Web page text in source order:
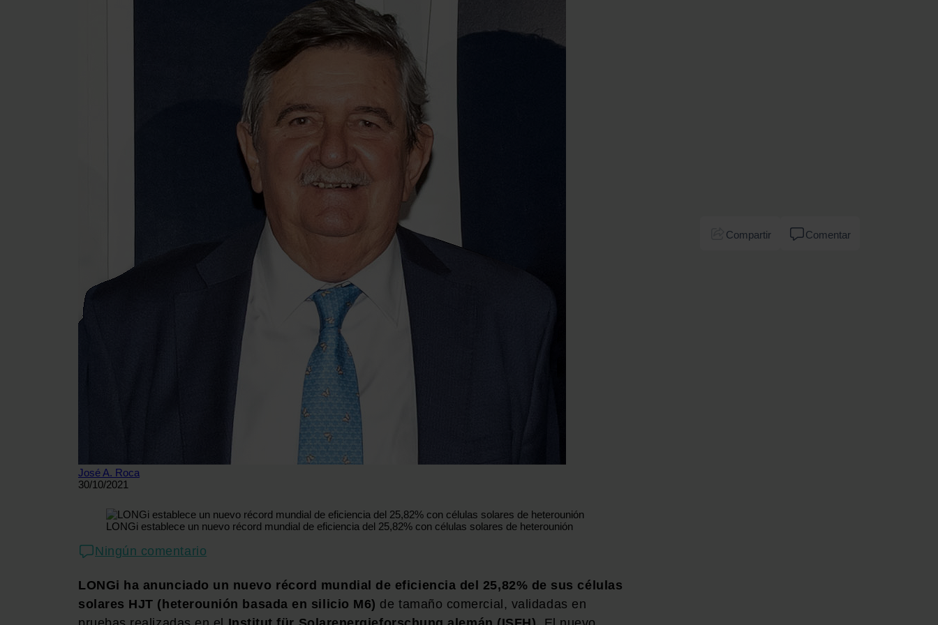
José A. Roca
30/10/2021
Compartir Comentar
LONGi establece un nuevo récord mundial de eficiencia del 25,82% con células solares de heterounión
Ningún comentario
LONGi ha anunciado un nuevo récord mundial de eficiencia del 25,82% de sus células
solares HJT (heterounión basada en silicio M6) de tamaño comercial, validadas en